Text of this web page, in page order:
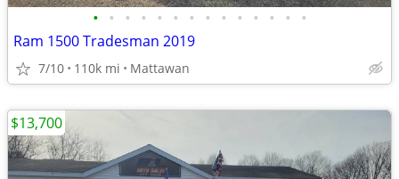
• • • • • • • • • • • • • •
Ram 1500 Tradesman 2019
7/10 110k mi Mattawan
$13,700